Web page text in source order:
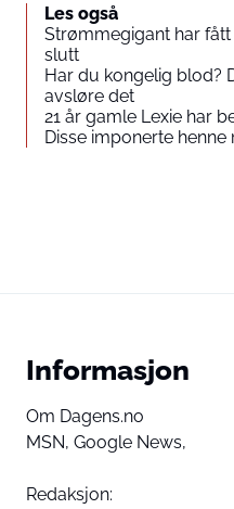
Les også
Strømmegigant har
slutt
Har du kongelig blod?
avsløre det
21 år gamle Lexie har
Disse imponerte henne
Informasjon
Om Dagens.no
MSN, Google News,
Redaksjon: